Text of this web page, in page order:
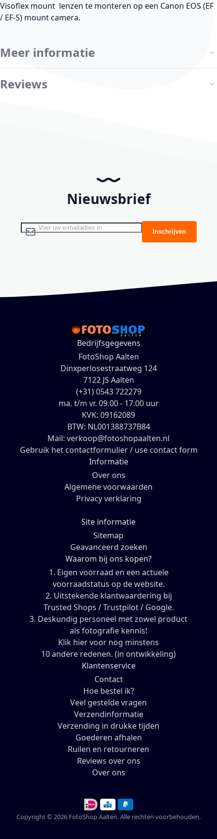
Visoflex mount lenzen te monteren op een Canon EOS (EF
/ EF-S) mount camera.
Meer informatie
Reviews
Nieuwsbrief
Abonneer u op onze nieuwsbrief Inschrijven
Bedrijfsgegevens
FotoShop Aalten
Dinxperlosestraatweg 124
7122 JS Aalten
(+31) 0543 722279
ma. t/m vr. 09.00 - 17.00 uur
KVK: 09162089
BTW: NL001388737B84
Mail: verkoop@fotoshopaalten.nl
Gebruik het contactformulier / use contact form
Informatie
Over ons
Algemene voorwaarden
Privacy verklaring
Site informatie
Sitemap
Geavanceerd zoeken
Waarom bij ons kopen?
1. Eigen voorraad en een actuele
voorraadstatus op de website.
2. Uitstekende klantwaardering bij
Trusted Shops / Trustpilot / Google.
3. Deskundig personeel met zowel product
als fotografie kennis!
Klik hier voor nog minstens
10 andere redenen. (in ontwikkeling)
Klantenservice
Contact
Hoe bestel ik?
Veel gestelde vragen
Verzendinformatie
Verzending in drukke tijden
Goederen afhalen
Ruilen en retourneren
Reviews over ons
Over ons
Copyright © 2026 FotoShop Aalten. Alle rechten voorbehouden.